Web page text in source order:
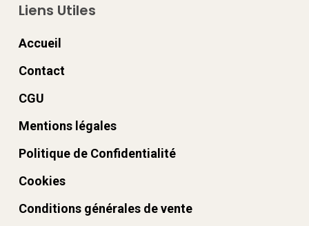
Liens Utiles
Accueil
Contact
CGU
Mentions légales
Politique de Confidentialité
Cookies
Conditions générales de vente